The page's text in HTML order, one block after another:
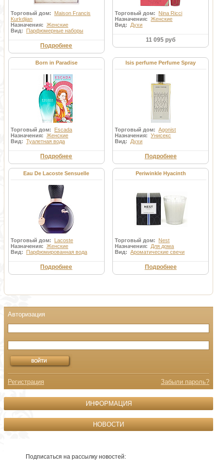
Торговый дом: Maison Francis
Kurkdjian
Назначения: Женские
Вид:
Парфюмерные наборы
Подробнее
Торговый дом: Nina Ricci
Назначения:Женские
Вид: Духи
11 095 руб
Born in Paradise
Торговый дом:
Escada
Назначения: Женские
Вид: Туалетная вода
Подробнее
Isis perfume Perfume Spray
Торговый дом:Agonist
Назначения:Унисекс
Вид: Духи
Подробнее
Eau De Lacoste Sensuelle
Торговый дом:
Lacoste
Назначения: Женские
Вид:
Парфюмированная вода
Подробнее
Periwinkle Hyacinth
Торговый дом: Nest
Назначения: Для дома
Вид:Ароматические свечи
Подробнее
Регистрация Забыли пароль?
ИНФОРМАЦИЯ
НОВОСТИ
Подписаться на рассылку новостей: